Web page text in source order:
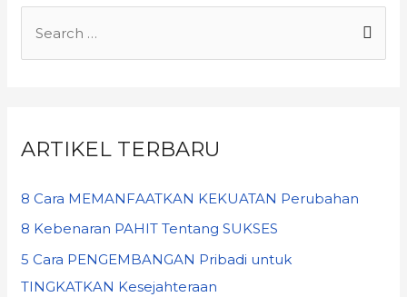
ARTIKEL TERBARU
8 Cara MEMANFAATKAN KEKUATAN Perubahan
8 Kebenaran PAHIT Tentang SUKSES
5 Cara PENGEMBANGAN Pribadi untuk
TINGKATKAN Kesejahteraan